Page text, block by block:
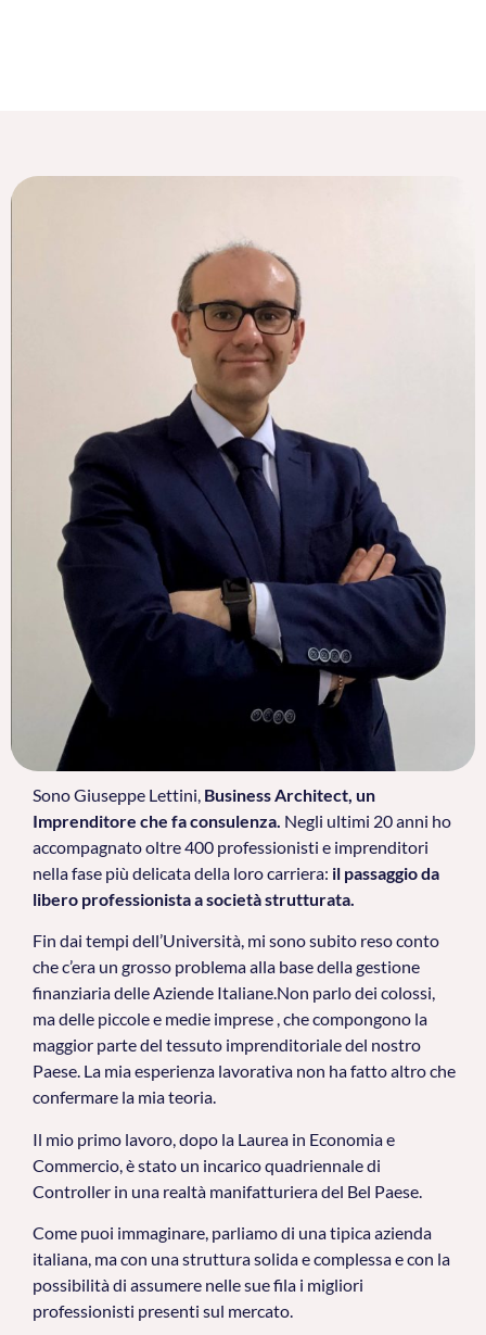
Sono Giuseppe Lettini, Business Architect, un
Imprenditore che fa consulenza. Negli ultimi 20 anni ho
accompagnato oltre 400 professionisti e imprenditori
nella fase più delicata della loro carriera: il passaggio da
libero professionista a società strutturata.
Fin dai tempi dell’Università, mi sono subito reso conto
che c’era un grosso problema alla base della gestione
finanziaria delle Aziende Italiane.Non parlo dei colossi,
ma delle piccole e medie imprese , che compongono la
maggior parte del tessuto imprenditoriale del nostro
Paese. La mia esperienza lavorativa non ha fatto altro che
confermare la mia teoria.
Il mio primo lavoro, dopo la Laurea in Economia e
Commercio, è stato un incarico quadriennale di
Controller in una realtà manifatturiera del Bel Paese.
Come puoi immaginare, parliamo di una tipica azienda
italiana, ma con una struttura solida e complessa e con la
possibilità di assumere nelle sue fila i migliori
professionisti presenti sul mercato.